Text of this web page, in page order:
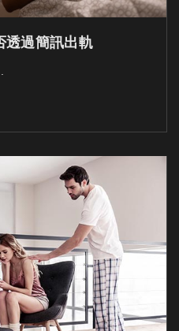
透過簡訊出軌